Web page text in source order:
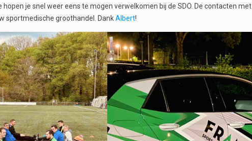
je snel weer eens te mogen verwelkomen bij de SDO. De contacten met
sportmedische groothandel. DankAlbert!